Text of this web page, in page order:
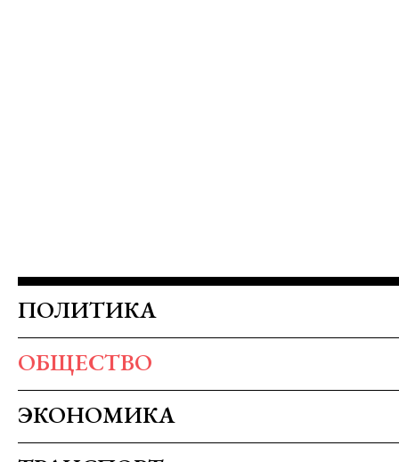
ПОЛИТИКА
ОБЩЕСТВО
ЭКОНОМИКА